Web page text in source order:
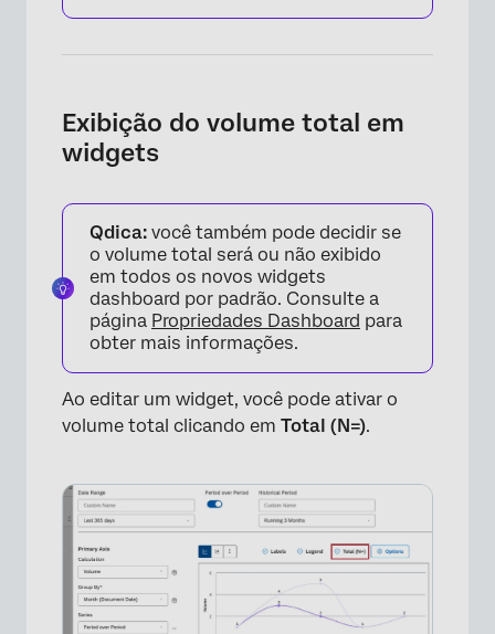
Exibição do volume total em
widgets
Qdica: você também pode decidir se
o volume total será ou não exibido
em todos os novos widgets
dashboard por padrão. Consulte a
página Propriedades Dashboard para
obter mais informações.
Ao editar um widget, você pode ativar o
volume total clicando em Total (N=).